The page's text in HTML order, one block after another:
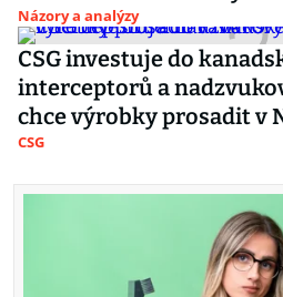
Názory a analýzy
CSG investuje do
interceptorů a
chce výrobky prosadit v
CSG